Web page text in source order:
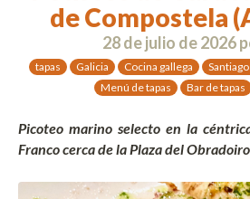
de Compostela
28 de julio de 2026
tapas Galicia Cocina gallega
Menú de tapas
Bar de tapas
Picoteo marino selecto en la
Franco cerca de la Plaza del Obradoiro